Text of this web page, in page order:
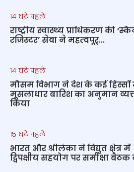
14 घंटे पहले
राष्‍ट्रीय स्‍वास्‍थ्‍य प्राधिकरण की
रजिस्टर’ सेवा ने महत्‍वपूर्...
14 घंटे पहले
मौसम विभाग ने देश के कई हिस्सों
मूसलाधार बारिश का अनुमान
किया
15 घंटे पहले
भारत और श्रीलंका ने विद्युत क्षेत्र में
द्विपक्षीय सहयोग पर समीक्षा बैठक